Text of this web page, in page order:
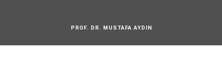
PROF. DR. MUSTAFA AYDIN